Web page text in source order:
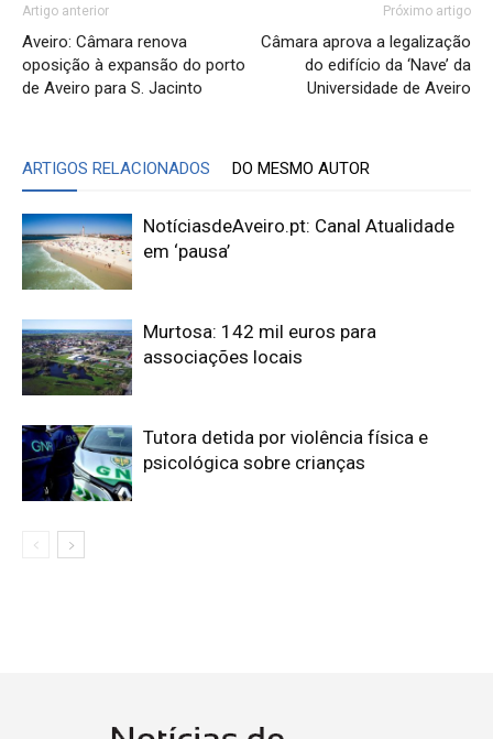
Artigo anterior
Aveiro: Câmara renova
oposição à expansão do porto
de Aveiro para S. Jacinto
Próximo artigo
Câmara aprova a legalização
do edifício da ‘Nave’ da
Universidade de Aveiro
ARTIGOS RELACIONADOS DO MESMO AUTOR
NotíciasdeAveiro.pt: Canal Atualidade
em ‘pausa’
Murtosa: 142 mil euros para
associações locais
Tutora detida por violência física e
psicológica sobre crianças